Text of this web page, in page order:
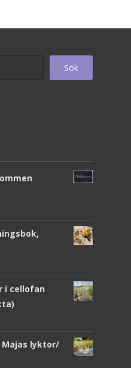
Sök
i cellofan
Majas lyktor/